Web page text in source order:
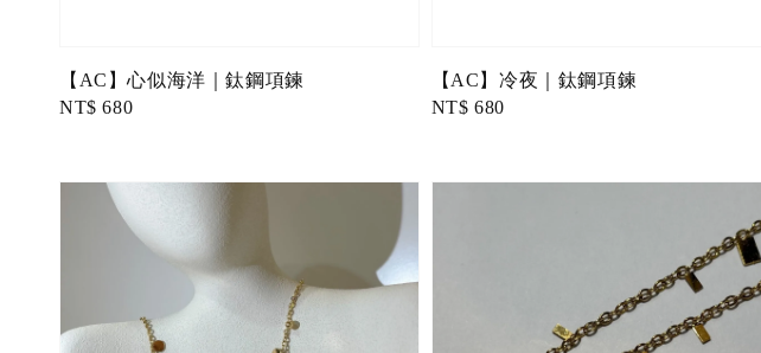
【AC】心似海洋｜鈦鋼項鍊
Regular
NT$ 680
【AC】冷夜｜鈦鋼項鍊
Regular
NT$ 680